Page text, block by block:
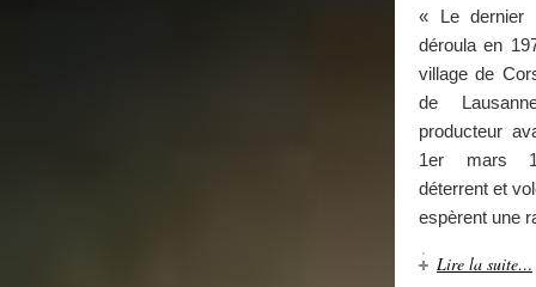
« Le dernier
déroula en
village de
de
producteur
1er mars
déterrent et
espèrent une
Lire la suite…